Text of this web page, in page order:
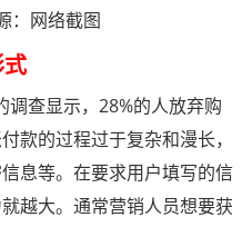
网络截图
查显示，28%的人放弃购
款的过程过于复杂和漫长，
息等。在要求用户填写的信
越大。通常营销人员想要获